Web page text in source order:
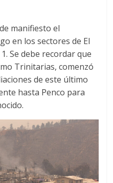
manifiesto el
en los sectores de El
Se debe recordar que
Trinitarias, comenzó
de este último
hasta Penco para